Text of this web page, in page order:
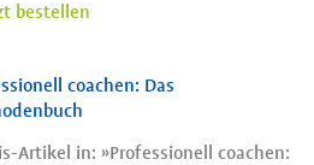
bestellen
coachen: Das
Artikel in: »Professionell coachen: